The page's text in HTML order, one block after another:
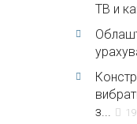
ТВ и
з...